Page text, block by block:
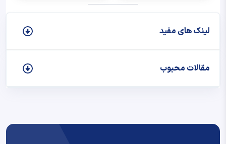
لینک های مفید
مقالات محبوب